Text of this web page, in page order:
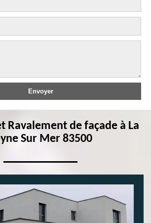
Ravalement de façade à La
Sur Mer 83500